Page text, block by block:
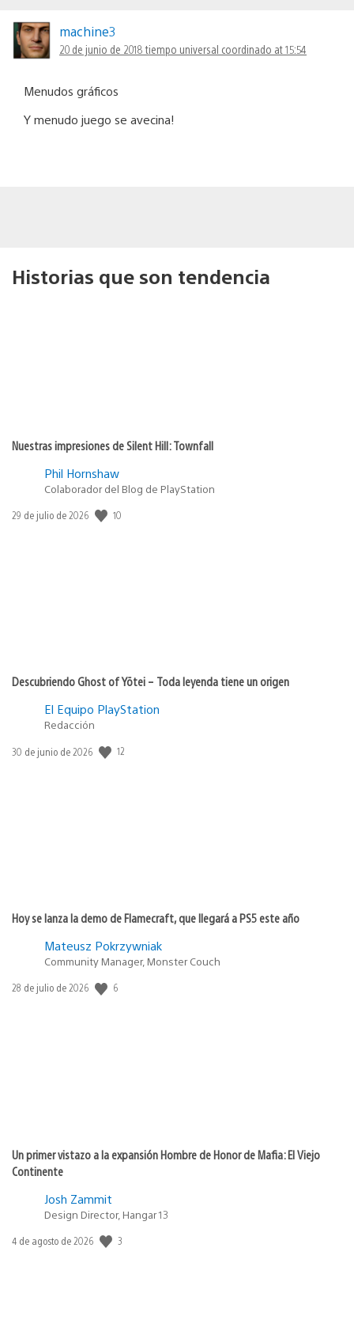
machine3
20 de junio de 2018 tiempo universal coordinado at 15:54
Menudos gráficos
Y menudo juego se avecina!
Historias que son tendencia
Nuestras impresiones de Silent Hill: Townfall
Phil Hornshaw
Colaborador del Blog de PlayStation
Fecha
29 de julio de 2026 10
Descubriendo Ghost of Yōtei – Toda leyenda tiene un origen
El Equipo PlayStation
Redacción
Fecha
30 de junio de 2026 12
Hoy se lanza la demo de Flamecraft, que llegará a PS5 este año
Mateusz Pokrzywniak
Community Manager, Monster Couch
Fecha
28 de julio de 2026 6
Un primer vistazo a la expansión Hombre de Honor de Mafia: El Viejo
Continente
Josh Zammit
Design Director, Hangar 13
Fecha
4 de agosto de 2026 3